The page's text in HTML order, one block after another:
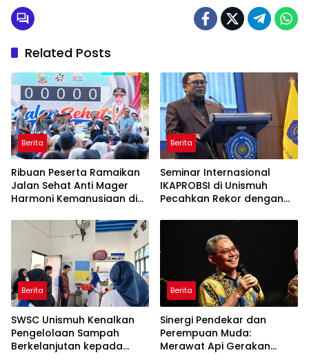
Related Posts
Berita
Ribuan Peserta Ramaikan
Jalan Sehat Anti Mager
Harmoni Kemanusiaan di
Berita
Seminar Internasional
IKAPROBSI di Unismuh
Pecahkan Rekor dengan
Berita
SWSC Unismuh Kenalkan
Pengelolaan Sampah
Berkelanjutan kepada
Berita
Sinergi Pendekar dan
Perempuan Muda:
Merawat Api Gerakan